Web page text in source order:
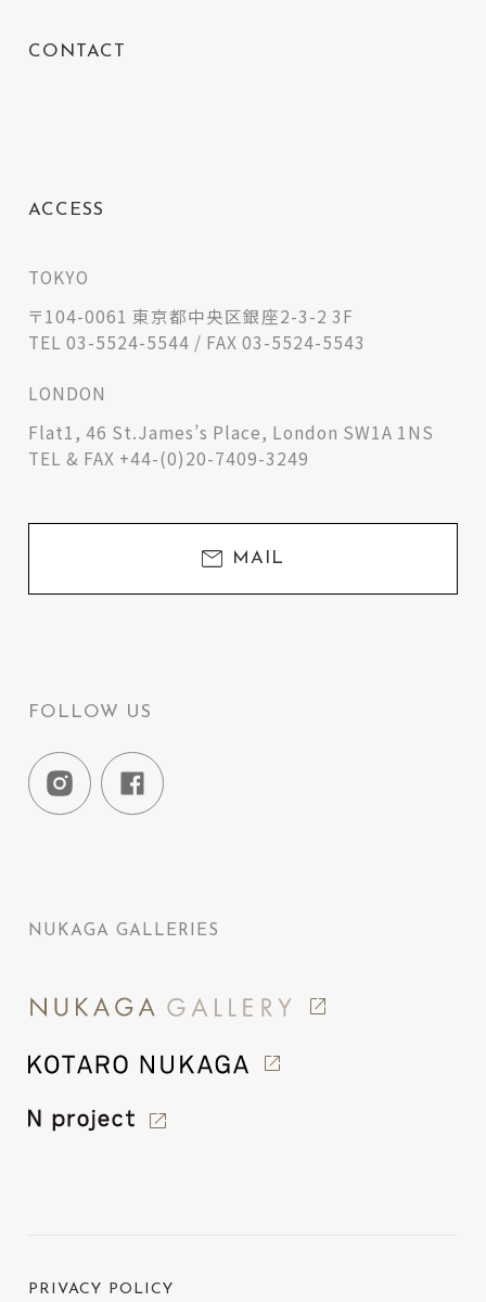
CONTACT
ACCESS
TOKYO
〒104-0061 東京都中央区銀座2-3-2 3F
TEL 03-5524-5544 / FAX 03-5524-5543
LONDON
Flat1, 46 St.James’s Place, London SW1A 1NS
TEL & FAX +44-(0)20-7409-3249
MAIL
FOLLOW US
NUKAGA GALLERIES
PRIVACY POLICY